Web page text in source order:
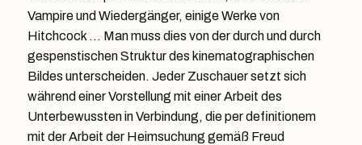
Vampire und Wiedergänger, einige Werke von
Hitchcock … Man muss dies von der durch und durch
gespenstischen Struktur des kinematographischen
Bildes unterscheiden. Jeder Zuschauer setzt sich
während einer Vorstellung mit einer Arbeit des
Unterbewussten in Verbindung, die per definitionem
mit der Arbeit der Heimsuchung gemäß Freud